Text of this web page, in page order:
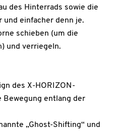
des Hinterrads sowie die
einfacher denn je.
schieben (um die
und verriegeln.
des X-HORIZON-
entlang der
„Ghost-Shifting“ und